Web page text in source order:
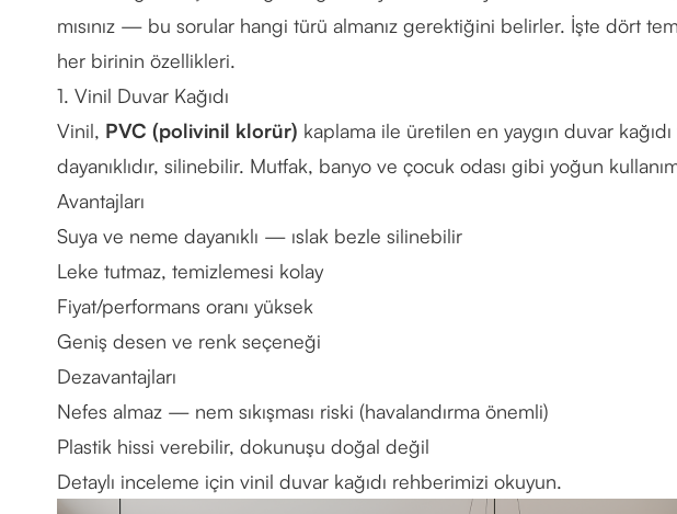
mısınız — bu sorular hangi türü almanız gerektiğini belirler. İşte dört
her birinin özellikleri.
1. Vinil Duvar Kağıdı
Vinil, PVC (polivinil klorür) kaplama ile üretilen en yaygın duvar
dayanıklıdır, silinebilir. Mutfak, banyo ve çocuk odası gibi yoğun
Avantajları
Suya ve neme dayanıklı — ıslak bezle silinebilir
Leke tutmaz, temizlemesi kolay
Fiyat/performans oranı yüksek
Geniş desen ve renk seçeneği
Dezavantajları
Nefes almaz — nem sıkışması riski (havalandırma önemli)
Plastik hissi verebilir, dokunuşu doğal değil
Detaylı inceleme için vinil duvar kağıdı rehberimizi okuyun.